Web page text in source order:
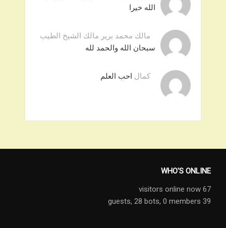
الله خيرا
مالك محمد برير مالك الشيخ الطيب
سبحان الله والحمد لله
كمال احب العلم
WHO'S ONLINE
67 visitors online now
39 guests,
28 bots, 0 members